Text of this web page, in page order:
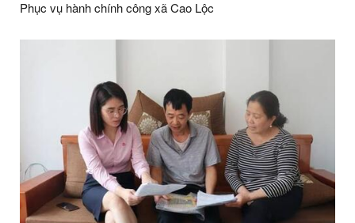
Phục vụ hành chính công xã Cao Lộc